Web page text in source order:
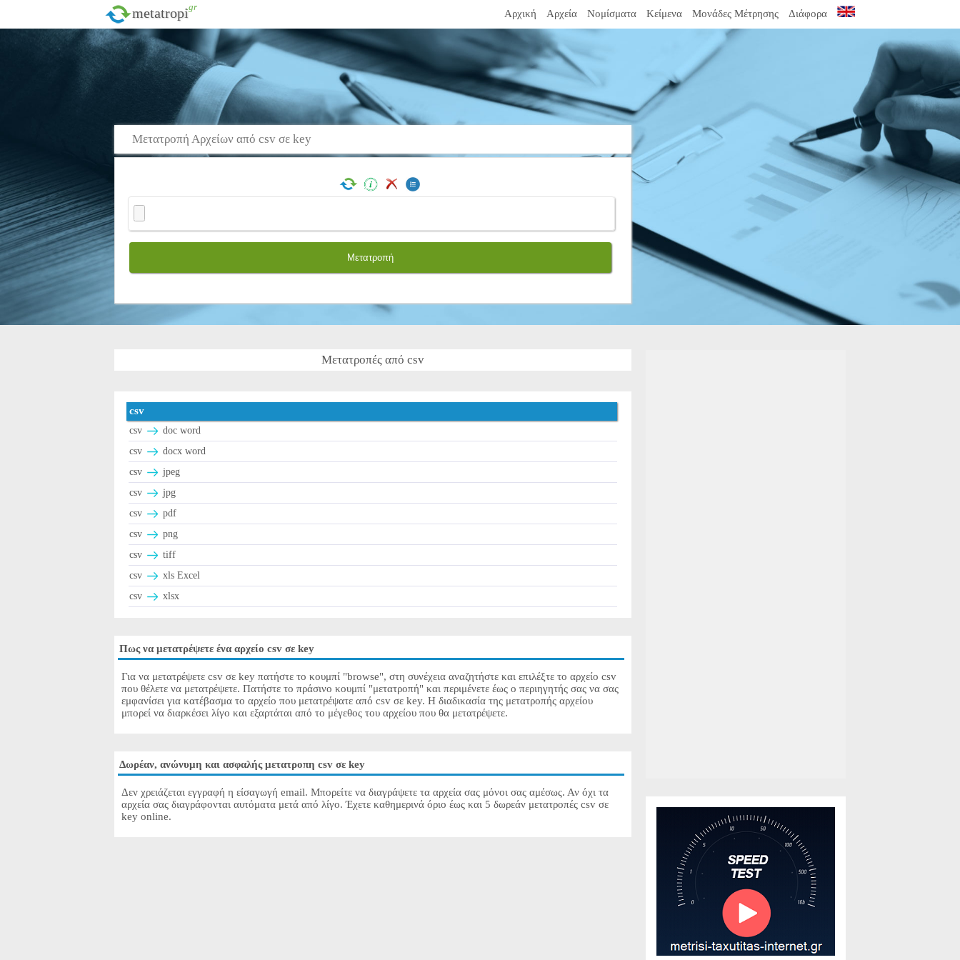
metatropi.gr
Αρχική Αρχεία Νομίσματα Κείμενα Μονάδες Μέτρησης Διάφορα
Μετατροπή Αρχείων από csv σε key
Μετατροπή
Μετατροπές από csv
csv
csv
doc word
csv
docx word
csv
jpeg
csv
jpg
csv
pdf
csv
png
csv
tiff
csv
xls Excel
csv
xlsx
Πως να μετατρέψετε ένα αρχείο csv σε key
Για να μετατρέψετε csv σε key πατήστε το κουμπί "browse", στη συνέχεια αναζητήστε και επιλέξτε το αρχείο csv
που θέλετε να μετατρέψετε. Πατήστε το πράσινο κουμπί "μετατροπή" και περιμένετε έως ο περιηγητής σας να σας
εμφανίσει για κατέβασμα το αρχείο που μετατρέψατε από csv σε key. Η διαδικασία της μετατροπής αρχείου
μπορεί να διαρκέσει λίγο και εξαρτάται από το μέγεθος του αρχείου που θα μετατρέψετε.
Δωρέαν, ανώνυμη και ασφαλής μετατροπη csv σε key
Δεν χρειάζεται εγγραφή η είσαγωγή email. Μπορείτε να διαγράψετε τα αρχεία σας μόνοι σας αμέσως. Αν όχι τα
αρχεία σας διαγράφονται αυτόματα μετά από λίγο. Έχετε καθημερινά όριο έως και 5 δωρεάν μετατροπές csv σε
key online.